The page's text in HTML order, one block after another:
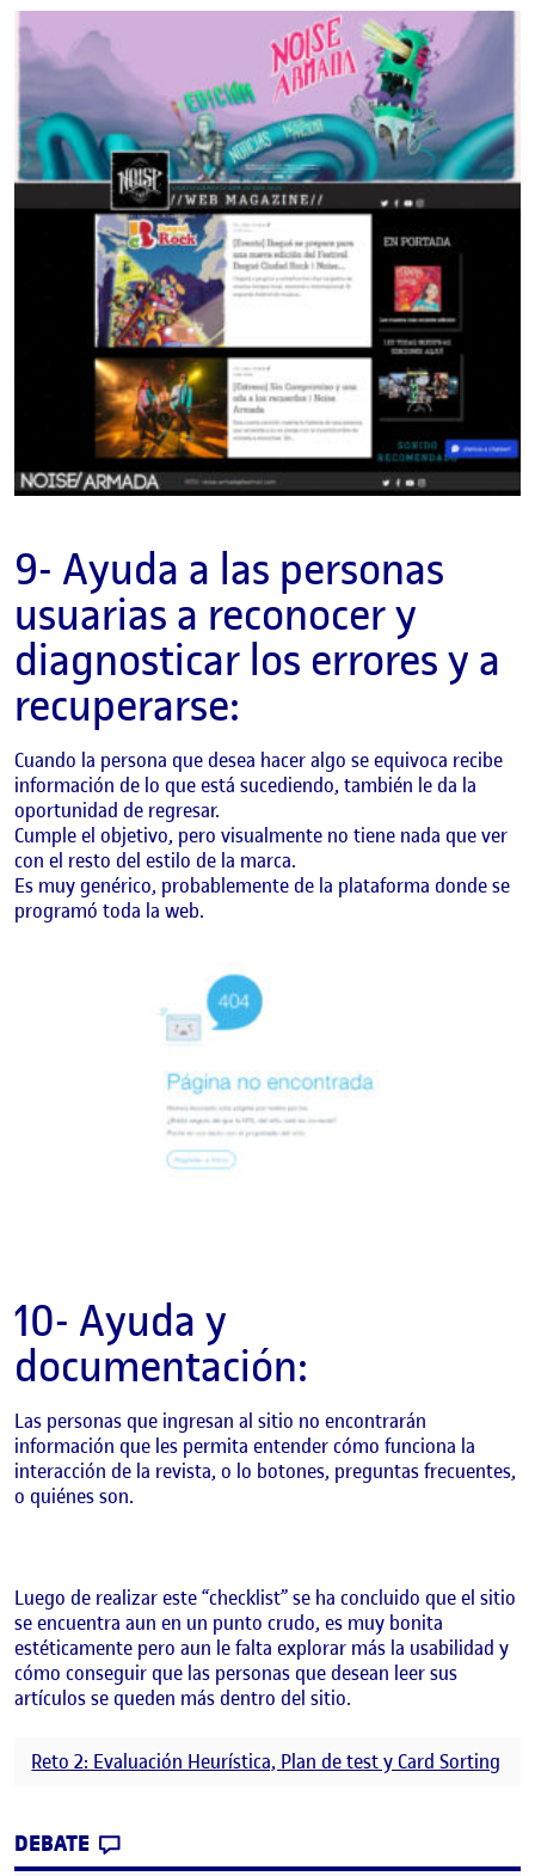
9- Ayuda a las personas
usuarias a reconocer y
diagnosticar los errores y a
recuperarse:
Cuando la persona que desea hacer algo se equivoca recibe
información de lo que está sucediendo, también le da la
oportunidad de regresar.
Cumple el objetivo, pero visualmente no tiene nada que ver
con el resto del estilo de la marca.
Es muy genérico, probablemente de la plataforma donde se
programó toda la web.
10- Ayuda y
documentación:
Las personas que ingresan al sitio no encontrarán
información que les permita entender cómo funciona la
interacción de la revista, o lo botones, preguntas frecuentes,
o quiénes son.
Luego de realizar este “checklist” se ha concluido que el sitio
se encuentra aun en un punto crudo, es muy bonita
estéticamente pero aun le falta explorar más la usabilidad y
cómo conseguir que las personas que desean leer sus
artículos se queden más dentro del sitio.
Reto 2: Evaluación Heurística, Plan de test y Card Sorting
DEBATE